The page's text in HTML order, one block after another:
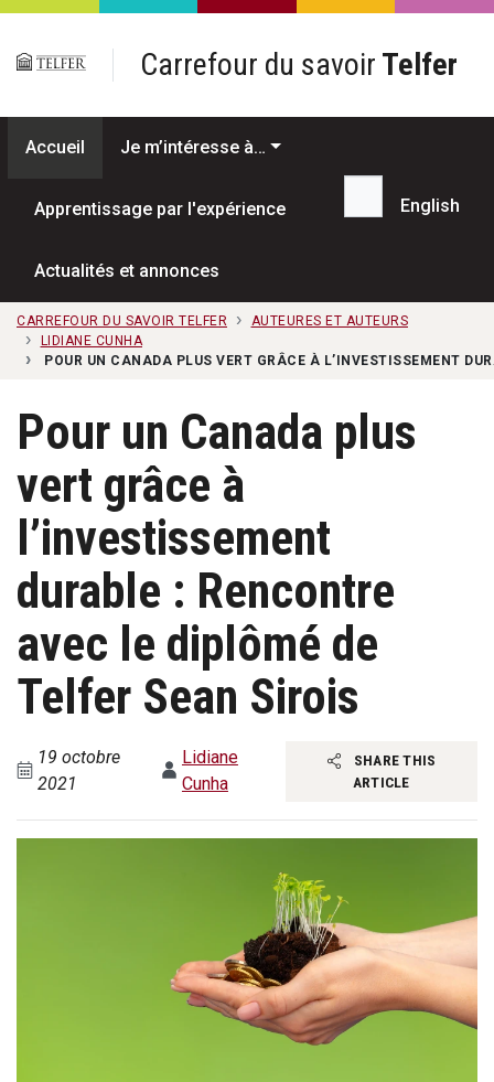
Passer au contenu principal
Carrefour du savoir Telfer
Accueil Je m’intéresse à…
Apprentissage par l'expérience
Actualités et annonces
Recherche...
English
CARREFOUR DU SAVOIR TELFER
AUTEURES ET AUTEURS
LIDIANE CUNHA
POUR UN CANADA PLUS VERT GRÂCE À L’INVESTISSEMENT
Pour un Canada plus
vert grâce à
l’investissement
durable : Rencontre
avec le diplômé de
Telfer Sean Sirois
19 octobre
2021
Lidiane
Cunha
SHARE THIS
ARTICLE